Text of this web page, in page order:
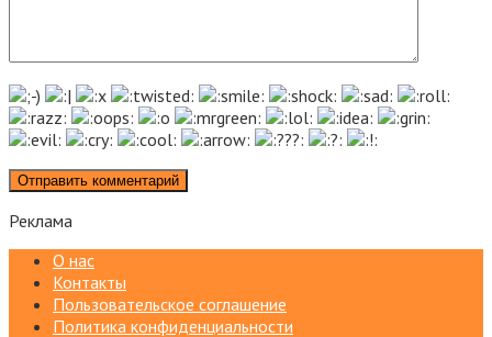
Реклама
О нас
Контакты
Пользовательское соглашение
Политика конфиденциальности